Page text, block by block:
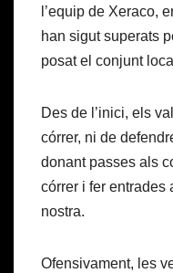
l’equip de Xeraco,
han sigut superats
posat el conjunt
Des de l’inici, els
córrer, ni de
donant passes als
córrer i fer entrades
nostra.
Ofensivament, les